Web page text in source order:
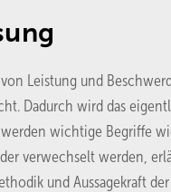
Leistung und
Dadurch wird das
wichtige Begriffe
verwechselt werden,
und Aussagekraft